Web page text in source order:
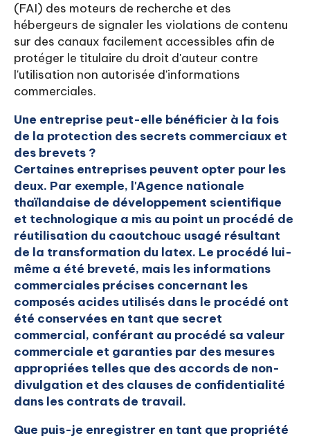
(FAI) des moteurs de recherche et des
hébergeurs de signaler les violations de contenu
sur des canaux facilement accessibles afin de
protéger le titulaire du droit d'auteur contre
l'utilisation non autorisée d'informations
commerciales.
Une entreprise peut-elle bénéficier à la fois
de la protection des secrets commerciaux et
des brevets ?
Certaines entreprises peuvent opter pour les
deux. Par exemple, l'Agence nationale
thaïlandaise de développement scientifique
et technologique a mis au point un procédé de
réutilisation du caoutchouc usagé résultant
de la transformation du latex. Le procédé lui-
même a été breveté, mais les informations
commerciales précises concernant les
composés acides utilisés dans le procédé ont
été conservées en tant que secret
commercial, conférant au procédé sa valeur
commerciale et garanties par des mesures
appropriées telles que des accords de non-
divulgation et des clauses de confidentialité
dans les contrats de travail.
Que puis-je enregistrer en tant que propriété